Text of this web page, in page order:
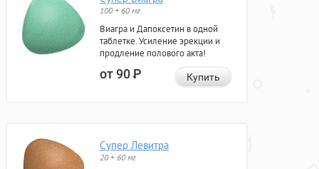
100 + 60 мг
Виагра и Дапоксетин в одной
таблетке. Усиление эрекции и
продление полового акта!
от 90Р Купить
Супер Левитра
20 + 60 мг